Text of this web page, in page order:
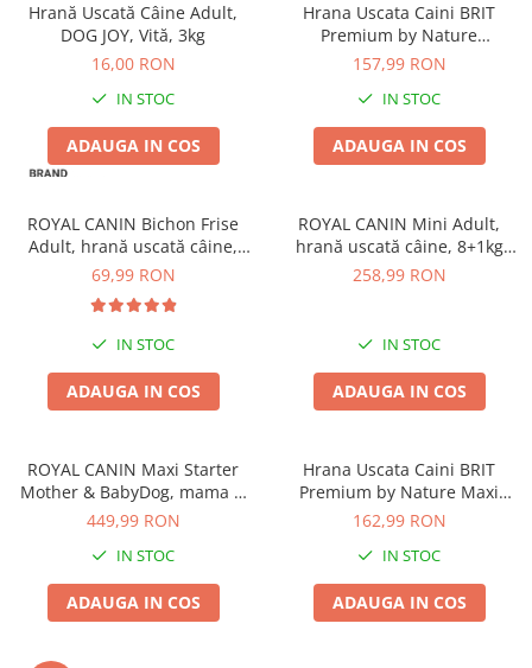
Tratament Apă
Hrană Uscată Câine Adult,
DOG JOY, Vită, 3kg
16,00 RON
IN STOC
ADAUGA IN COS
Hrana Uscata Caini BRIT
Premium by Nature
Maxi/Giant Senior 15kg
157,99 RON
IN STOC
ADAUGA IN COS
ROYAL CANIN Bichon Frise
Adult, hrană uscată câine,
1,5kg
69,99 RON
IN STOC
ADAUGA IN COS
ROYAL CANIN Mini Adult,
hrană uscată câine, 8+1kg
CADOU
258,99 RON
IN STOC
ADAUGA IN COS
ROYAL CANIN Maxi Starter
Mother & BabyDog, mama si
puiul, hrană uscată câine,
449,99 RON
IN STOC
ADAUGA IN COS
Hrana Uscata Caini BRIT
Premium by Nature Maxi
Adult 15kg
162,99 RON
IN STOC
ADAUGA IN COS